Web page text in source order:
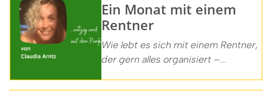
Ein Monat mit einem
Rentner
Wie lebt es sich mit einem Rentner,
der gern alles organisiert –...